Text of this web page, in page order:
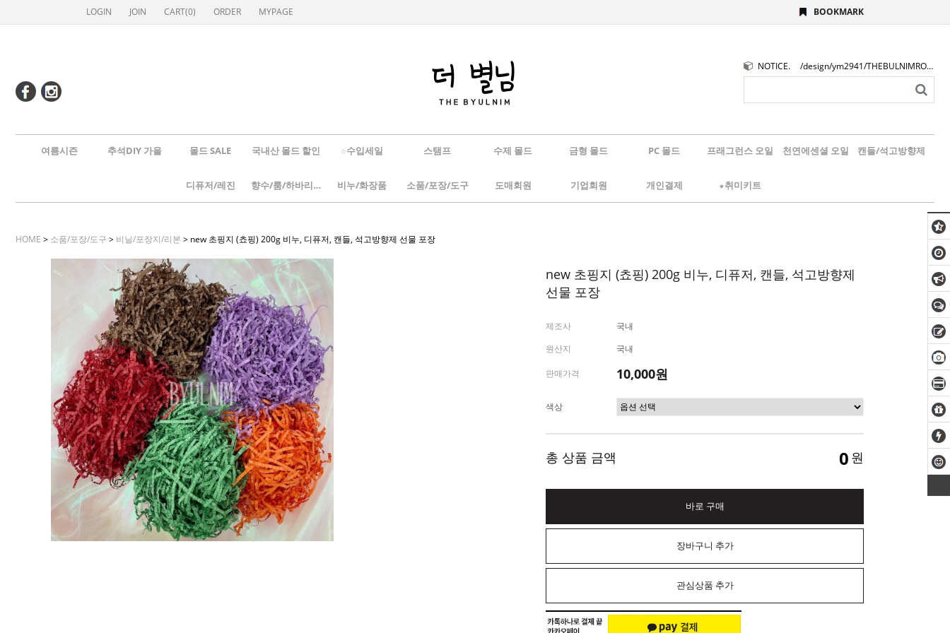
LOGIN JOIN CART(0) ORDER MYPAGE BOOKMARK
NOTICE. /design/ym2941/THEBULNIMROGO.png
여름시즌 추석DIY 가을 몰드 SALE 국내산 몰드 할인 ☆수입세일 스탬프 수제 몰드 금형 몰드 PC 몰드 프래그런스 오일 천연에센셜 오일 캔들/석고방향제
디퓨저/레진 향수/룸/하바리움 비누/화장품 소품/포장/도구 도매회원 기업회원 개인결제 ★취미키트
HOME > 소품/포장/도구 > 비닐/포장지/리본 > new 초핑지 (쵸핑) 200g 비누, 디퓨저, 캔들, 석고방향제 선물 포장
new 초핑지 (쵸핑) 200g 비누, 디퓨저, 캔들, 석고방향제
선물 포장
제조사
국내
원산지
국내
판매가격 10,000원
색상
총 상품 금액 0 원
바로 구매
장바구니 추가
관심상품 추가